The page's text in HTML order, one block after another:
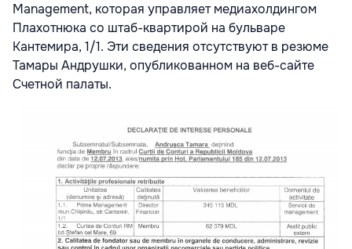
Management, которая управляет медиахолдингом
Плахотнюка со штаб-квартирой на бульваре
Кантемира, 1/1. Эти сведения отсутствуют в резюме
Тамары Андрушки, опубликованном на веб-сайте
Счетной палаты.